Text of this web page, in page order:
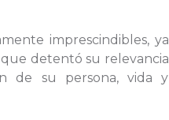
imprescindibles, ya
que detentó su relevancia
de su persona, vida y